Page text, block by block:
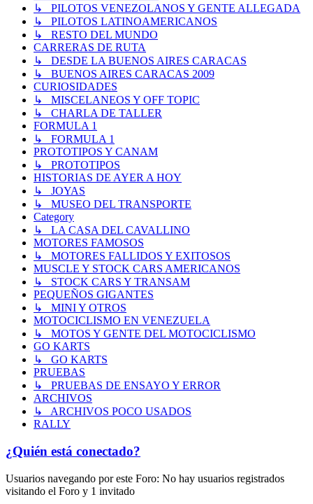
↳ PILOTOS VENEZOLANOS Y GENTE ALLEGADA
↳ PILOTOS LATINOAMERICANOS
↳ RESTO DEL MUNDO
CARRERAS DE RUTA
↳ DESDE LA BUENOS AIRES CARACAS
↳ BUENOS AIRES CARACAS 2009
CURIOSIDADES
↳ MISCELANEOS Y OFF TOPIC
↳ CHARLA DE TALLER
FORMULA 1
↳ FORMULA 1
PROTOTIPOS Y CANAM
↳ PROTOTIPOS
HISTORIAS DE AYER A HOY
↳ JOYAS
↳ MUSEO DEL TRANSPORTE
Category
↳ LA CASA DEL CAVALLINO
MOTORES FAMOSOS
↳ MOTORES FALLIDOS Y EXITOSOS
MUSCLE Y STOCK CARS AMERICANOS
↳ STOCK CARS Y TRANSAM
PEQUEÑOS GIGANTES
↳ MINI Y OTROS
MOTOCICLISMO EN VENEZUELA
↳ MOTOS Y GENTE DEL MOTOCICLISMO
GO KARTS
↳ GO KARTS
PRUEBAS
↳ PRUEBAS DE ENSAYO Y ERROR
ARCHIVOS
↳ ARCHIVOS POCO USADOS
RALLY
¿Quién está conectado?
Usuarios navegando por este Foro: No hay usuarios registrados
visitando el Foro y 1 invitado